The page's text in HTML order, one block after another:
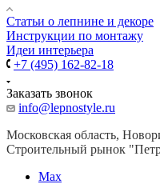
Cтатьи о лепнине и декоре
Инструкции по монтажу
Идеи интерьера
+7 (495) 162-82-18
Заказать звонок
info@lepnostyle.ru
Московская область,
Строительный рынок
Мах